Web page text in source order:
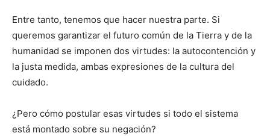
Entre tanto, tenemos que hacer nuestra parte. Si
queremos garantizar el futuro común de la Tierra y de la
humanidad se imponen dos virtudes: la autocontención y
la justa medida, ambas expresiones de la cultura del
cuidado.
¿Pero cómo postular esas virtudes si todo el sistema
está montado sobre su negación?